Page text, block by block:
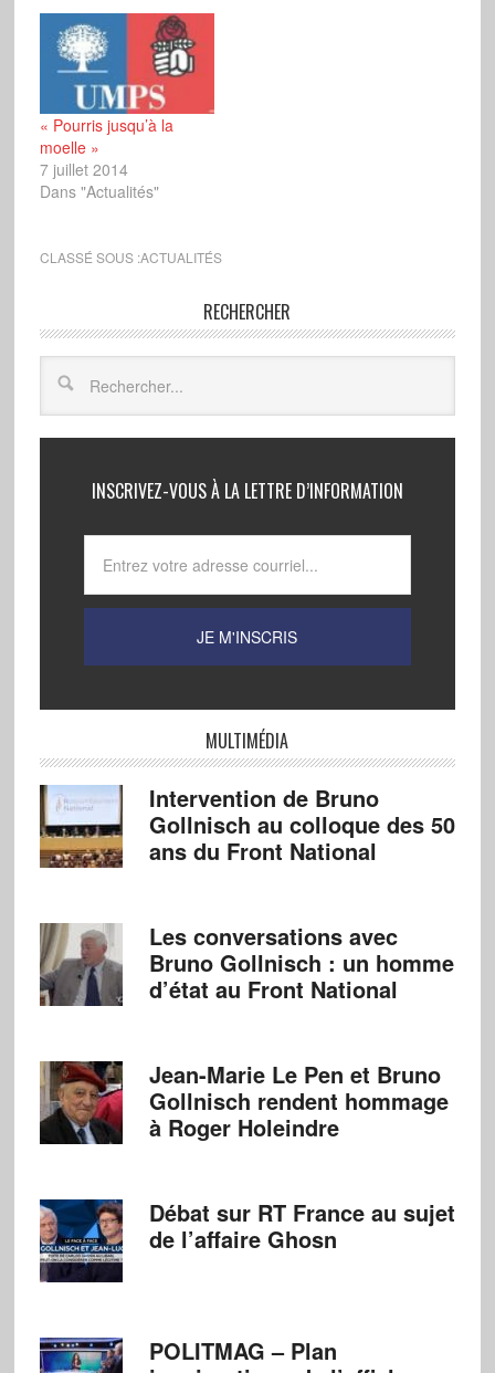
a expliqué de prime
abord que des candidats
frontistes seront
présents dans les 577
circonscriptions et ce,
selon…
« Pourris jusqu’à la
moelle »
7 juillet 2014
Dans "Actualités"
CLASSÉ SOUS :ACTUALITÉS
RECHERCHER
INSCRIVEZ-VOUS À LA LETTRE D’INFORMATION
MULTIMÉDIA
Intervention de Bruno
Gollnisch au colloque des 50
ans du Front National
Les conversations avec
Bruno Gollnisch : un homme
d’état au Front National
Jean-Marie Le Pen et Bruno
Gollnisch rendent hommage
à Roger Holeindre
Débat sur RT France au sujet
de l’affaire Ghosn
POLITMAG – Plan